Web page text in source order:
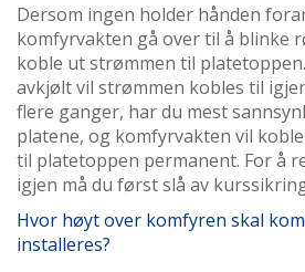
Dersom ingen holder hånden
komfyrvakten gå over til å blinke
koble ut strømmen til
avkjølt vil strømmen kobles til
flere ganger, har du mest
platene, og komfyrvakten vil
til platetoppen permanent. For å
igjen må du først slå av
Hvor høyt over komfyren skal
installeres?